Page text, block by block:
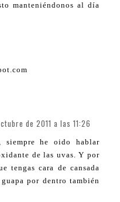
manteniéndonos al día
de 2011 a las 11:26
siempre he oido hablar
de las uvas. Y por
tengas cara de cansada
por dentro también